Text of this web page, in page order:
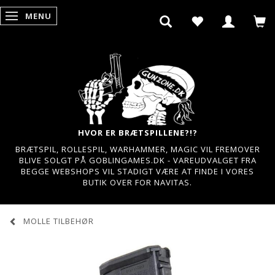
SKIFTE NAVIGATION
MENU
HVOR ER BRÆTSPILLENE?!?
BRÆTSPIL, ROLLESPIL, WARHAMMER, MAGIC VIL FREMOVER
BLIVE SOLGT PÅ GOBLINGAMES.DK - VAREUDVALGET FRA
BEGGE WEBSHOPS VIL STADIGT VÆRE AT FINDE I VORES
BUTIK OVER FOR NAVITAS.
MOLLE TILBEHØR